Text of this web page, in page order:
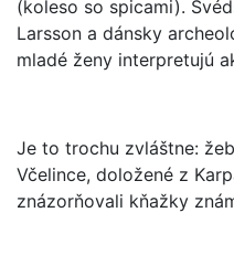
(koleso so spicami).
Larsson a dánsky
mladé ženy interpretujú
Je to trochu zvláštne:
Včelince, doložené z
znázorňovali kňažky